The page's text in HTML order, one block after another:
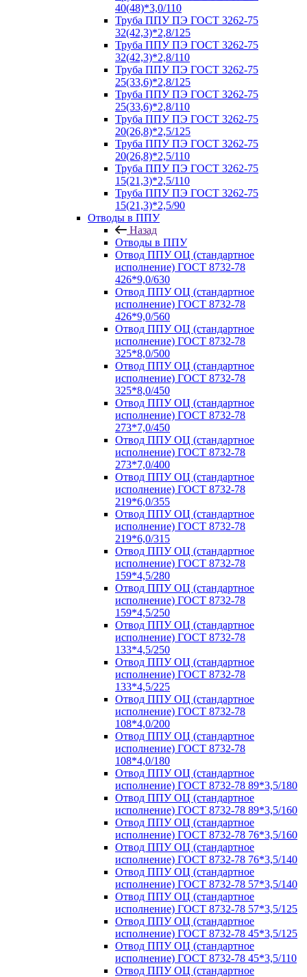
40(48)*3,0/110
Труба ППУ ПЭ ГОСТ 3262-75
32(42,3)*2,8/125
Труба ППУ ПЭ ГОСТ 3262-75
32(42,3)*2,8/110
Труба ППУ ПЭ ГОСТ 3262-75
25(33,6)*2,8/125
Труба ППУ ПЭ ГОСТ 3262-75
25(33,6)*2,8/110
Труба ППУ ПЭ ГОСТ 3262-75
20(26,8)*2,5/125
Труба ППУ ПЭ ГОСТ 3262-75
20(26,8)*2,5/110
Труба ППУ ПЭ ГОСТ 3262-75
15(21,3)*2,5/110
Труба ППУ ПЭ ГОСТ 3262-75
15(21,3)*2,5/90
Отводы в ППУ
Назад
Отводы в ППУ
Отвод ППУ ОЦ (стандартное
исполнение) ГОСТ 8732-78
426*9,0/630
Отвод ППУ ОЦ (стандартное
исполнение) ГОСТ 8732-78
426*9,0/560
Отвод ППУ ОЦ (стандартное
исполнение) ГОСТ 8732-78
325*8,0/500
Отвод ППУ ОЦ (стандартное
исполнение) ГОСТ 8732-78
325*8,0/450
Отвод ППУ ОЦ (стандартное
исполнение) ГОСТ 8732-78
273*7,0/450
Отвод ППУ ОЦ (стандартное
исполнение) ГОСТ 8732-78
273*7,0/400
Отвод ППУ ОЦ (стандартное
исполнение) ГОСТ 8732-78
219*6,0/355
Отвод ППУ ОЦ (стандартное
исполнение) ГОСТ 8732-78
219*6,0/315
Отвод ППУ ОЦ (стандартное
исполнение) ГОСТ 8732-78
159*4,5/280
Отвод ППУ ОЦ (стандартное
исполнение) ГОСТ 8732-78
159*4,5/250
Отвод ППУ ОЦ (стандартное
исполнение) ГОСТ 8732-78
133*4,5/250
Отвод ППУ ОЦ (стандартное
исполнение) ГОСТ 8732-78
133*4,5/225
Отвод ППУ ОЦ (стандартное
исполнение) ГОСТ 8732-78
108*4,0/200
Отвод ППУ ОЦ (стандартное
исполнение) ГОСТ 8732-78
108*4,0/180
Отвод ППУ ОЦ (стандартное
исполнение) ГОСТ 8732-78 89*3,5/180
Отвод ППУ ОЦ (стандартное
исполнение) ГОСТ 8732-78 89*3,5/160
Отвод ППУ ОЦ (стандартное
исполнение) ГОСТ 8732-78 76*3,5/160
Отвод ППУ ОЦ (стандартное
исполнение) ГОСТ 8732-78 76*3,5/140
Отвод ППУ ОЦ (стандартное
исполнение) ГОСТ 8732-78 57*3,5/140
Отвод ППУ ОЦ (стандартное
исполнение) ГОСТ 8732-78 57*3,5/125
Отвод ППУ ОЦ (стандартное
исполнение) ГОСТ 8732-78 45*3,5/125
Отвод ППУ ОЦ (стандартное
исполнение) ГОСТ 8732-78 45*3,5/110
Отвод ППУ ОЦ (стандартное